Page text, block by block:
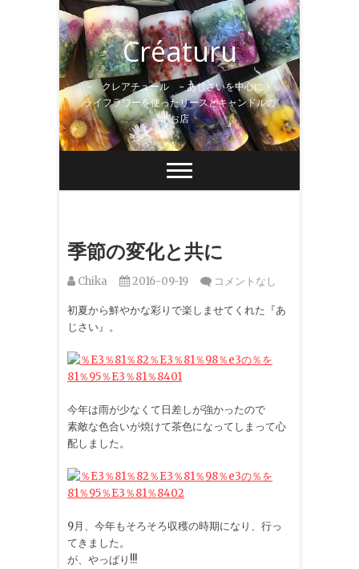
Skip
to
content
Créaturu
~ クレアチュール ~ あじさいを中心にド
ライフラワーを使ったリースとキャンドルの
お店
季節の変化と共に
Chika 2016-09-19 コメントなし
初夏から鮮やかな彩りで楽しませてくれた『あ
じさい』。
今年は雨が少なくて日差しが強かったので
素敵な色合いが焼けて茶色になってしまって心
配しました。
9月、今年もそろそろ収穫の時期になり、行っ
てきました。
が、やっぱり!!!